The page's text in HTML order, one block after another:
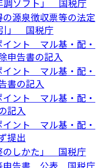
調ソフト」 国税庁
源泉徴収票等の法定
」 国税庁
イント マル基・配・
告書の記入
イント マル基・配・
書の記入
イント マル基・配・
記入
イント マル基・配・
提出
のしかた」 国税庁